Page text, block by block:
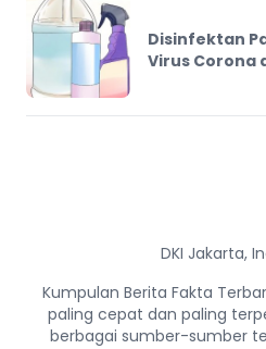
Disinfektan
Virus Corona
DKI Jakarta,
Kumpulan Berita Fakta
paling cepat dan paling
berbagai sumber-sumber